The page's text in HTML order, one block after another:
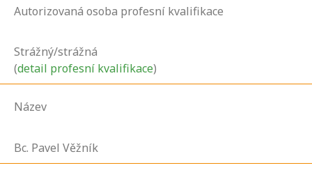
Autorizovaná osoba profesní kvalifikace
Strážný/strážná
(detail profesní kvalifikace)
Název
Bc. Pavel Věžník